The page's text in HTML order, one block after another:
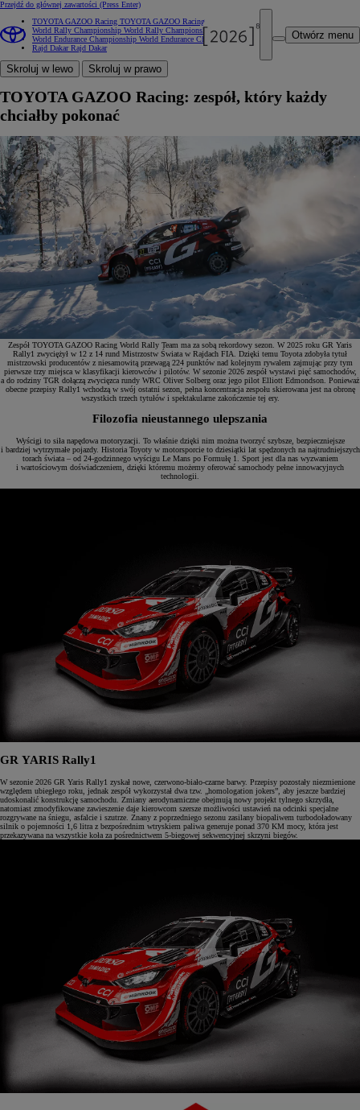
Przejdź do głównej zawartości (Press Enter)
Otwórz menu
TOYOTA GAZOO Racing TOYOTA GAZOO Racing
World Rally Championship World Rally Championship
World Endurance Championship World Endurance Championship
Rajd DakarRajd Dakar
Skroluj w lewo Skroluj w prawo
TOYOTA GAZOO Racing: zespół, który każdy
chciałby pokonać
Zespół TOYOTA GAZOO Racing World Rally Team ma za sobą rekordowy sezon. W 2025 roku GR Yaris
Rally1 zwyciężył w 12 z 14 rund Mistrzostw Świata w Rajdach FIA. Dzięki temu Toyota zdobyła tytuł
mistrzowski producentów z niesamowitą przewagą 224 punktów nad kolejnym rywalem zajmując przy tym
pierwsze trzy miejsca w klasyfikacji kierowców i pilotów. W sezonie 2026 zespół wystawi pięć samochodów,
a do rodziny TGR dołączą zwycięzca rundy WRC Oliver Solberg oraz jego pilot Elliott Edmondson. Ponieważ
obecne przepisy Rally1 wchodzą w swój ostatni sezon, pełna koncentracja zespołu skierowana jest na obronę
wszystkich trzech tytułów i spektakularne zakończenie tej ery.
Filozofia nieustannego ulepszania
Wyścigi to siła napędowa motoryzacji. To właśnie dzięki nim można tworzyć szybsze, bezpieczniejsze
i bardziej wytrzymałe pojazdy. Historia Toyoty w motorsporcie to dziesiątki lat spędzonych na najtrudniejszych
torach świata – od 24-godzinnego wyścigu Le Mans po Formułę 1. Sport jest dla nas wyzwaniem
i wartościowym doświadczeniem, dzięki któremu możemy oferować samochody pełne innowacyjnych
technologii.
GR YARIS Rally1
W sezonie 2026 GR Yaris Rally1 zyskał nowe, czerwono-biało-czarne barwy. Przepisy pozostały niezmienione
względem ubiegłego roku, jednak zespół wykorzystał dwa tzw. „homologation jokers”, aby jeszcze bardziej
udoskonalić konstrukcję samochodu. Zmiany aerodynamiczne obejmują nowy projekt tylnego skrzydła,
natomiast zmodyfikowane zawieszenie daje kierowcom szersze możliwości ustawień na odcinki specjalne
rozgrywane na śniegu, asfalcie i szutrze. Znany z poprzedniego sezonu zasilany biopaliwem turbodoładowany
silnik o pojemności 1,6 litra z bezpośrednim wtryskiem paliwa generuje ponad 370 KM mocy, która jest
przekazywana na wszystkie koła za pośrednictwem 5-biegowej sekwencyjnej skrzyni biegów.